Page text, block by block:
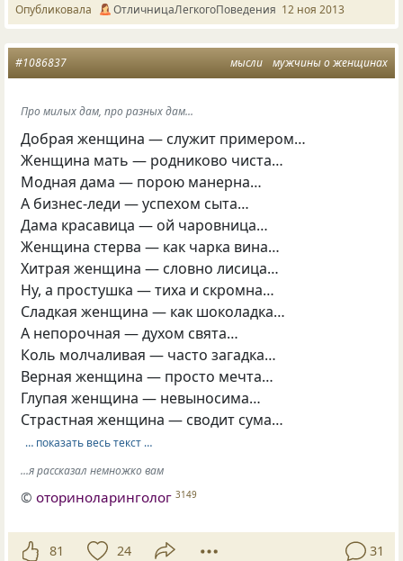
Опубликовала ОтличницаЛегкогоПоведения 12 ноя 2013
мысли мужчины о женщинах
#1086837
Про милых дам, про разных дам...
Добрая женщина — служит примером…
Женщина мать — родниково чиста…
Модная дама — порою манерна…
А бизнес-леди — успехом сыта…
Дама красавица — ой чаровница…
Женщина стерва — как чарка вина…
Хитрая женщина — словно лисица…
Ну, а простушка — тиха и скромна…
Сладкая женщина — как шоколадка…
А непорочная — духом свята…
Коль молчаливая — часто загадка…
Верная женщина — просто мечта…
Глупая женщина — невыносима…
Страстная женщина — сводит сума…
… показать весь текст …
...я рассказал немножко вам
©оториноларинголог 3149
81 24 31